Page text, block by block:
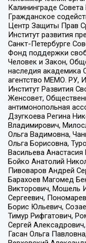
Калининграде
Гражданское
Центр Защиты Прав
Институт развития
Санкт-Петербурге
Фонд поддержки
Человек и Закон,
наследия академика
агентство МЕМО. РУ,
Институт Развития
Женсовет,
антимонопольная
Дзугкоева Регина
Владимирович,
Ольга Вадимовна,
Ольга Борисовна,
Васильева Анастасия
Бойко Анатолий
Пивоваров Андрей
Барахоев Магомед
Викторович, Мошель
Сергеевич,
Борис Юльевич,
Тимур Рифгатович,
Сергей
Гасан Ольга